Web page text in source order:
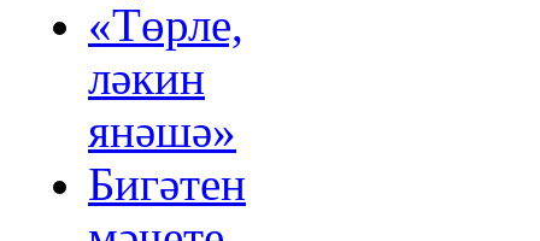
«Төрле,
ләкин
янәшә»
Бигәтен